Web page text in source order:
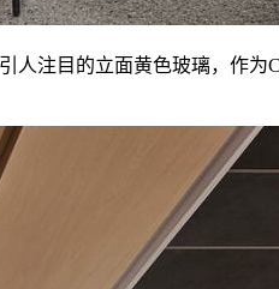
注目的立面黄色玻璃，作